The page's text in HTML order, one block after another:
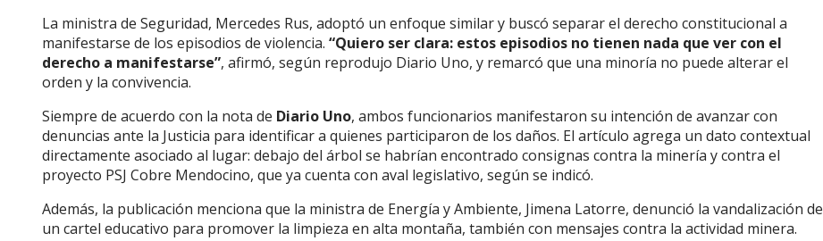
La ministra de Seguridad, Mercedes Rus, adoptó un enfoque similar y buscó separar el derecho constitucional a
manifestarse de los episodios de violencia. “Quiero ser clara: estos episodios no tienen nada que ver con el
derecho a manifestarse”, afirmó, según reprodujo Diario Uno, y remarcó que una minoría no puede alterar el
orden y la convivencia.
Siempre de acuerdo con la nota de Diario Uno, ambos funcionarios manifestaron su intención de avanzar con
denuncias ante la Justicia para identificar a quienes participaron de los daños. El artículo agrega un dato contextual
directamente asociado al lugar: debajo del árbol se habrían encontrado consignas contra la minería y contra el
proyecto PSJ Cobre Mendocino, que ya cuenta con aval legislativo, según se indicó.
Además, la publicación menciona que la ministra de Energía y Ambiente, Jimena Latorre, denunció la vandalización de
un cartel educativo para promover la limpieza en alta montaña, también con mensajes contra la actividad minera.